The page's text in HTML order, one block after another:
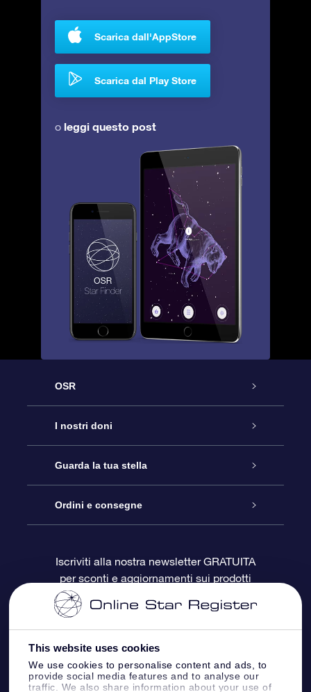
This website uses cookies
We use cookies to personalise content and ads, to
provide social media features and to analyse our
traffic. We also share information about your use of
Scarica dall'AppStore
Scarica dal Play Store
o leggi questo post
OSR
Assistenza
Contattaci
Blog
OSR Recensioni
I nostri doni
Online Star Gift
Pacchetto regalo OSR
Gift Card OSR
Doni aziendali
Guarda la tua stella
Registro stellare
Star Page personalizzata
One Million Stars
OSR Starsaver
Ordini e consegne
Informazioni di Pagamento
Politica di reso
Iscriviti alla nostra newsletter GRATUITA
per sconti e aggiornamenti sui prodotti